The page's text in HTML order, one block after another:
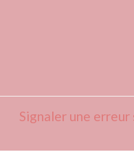
Signaler une